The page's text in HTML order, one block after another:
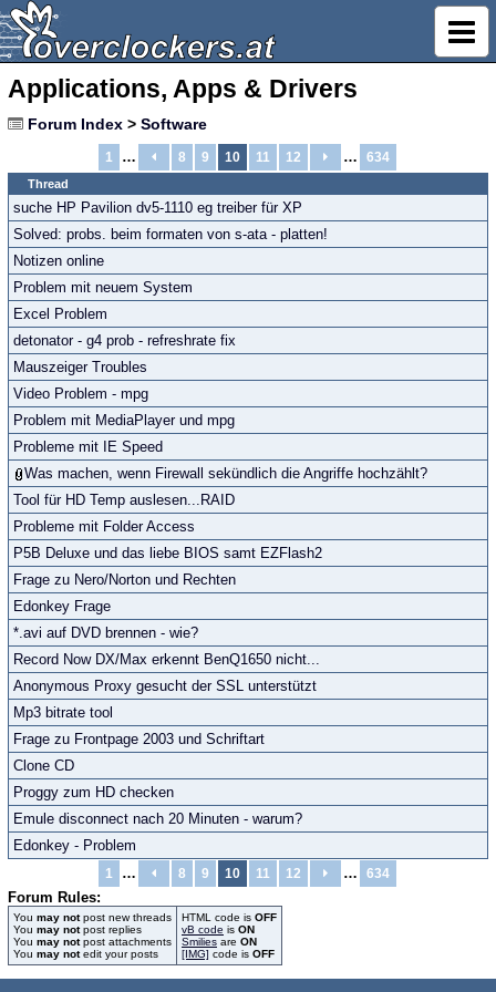
Applications, Apps & Drivers
Forum Index > Software
1 … 8 9 10 11 12 … 634
Thread
suche HP Pavilion dv5-1110 eg treiber für XP
Solved: probs. beim formaten von s-ata - platten!
Notizen online
Problem mit neuem System
Excel Problem
detonator - g4 prob - refreshrate fix
Mauszeiger Troubles
Video Problem - mpg
Problem mit MediaPlayer und mpg
Probleme mit IE Speed
Was machen, wenn Firewall sekündlich die Angriffe hochzählt?
Tool für HD Temp auslesen...RAID
Probleme mit Folder Access
P5B Deluxe und das liebe BIOS samt EZFlash2
Frage zu Nero/Norton und Rechten
Edonkey Frage
*.avi auf DVD brennen - wie?
Record Now DX/Max erkennt BenQ1650 nicht...
Anonymous Proxy gesucht der SSL unterstützt
Mp3 bitrate tool
Frage zu Frontpage 2003 und Schriftart
Clone CD
Proggy zum HD checken
Emule disconnect nach 20 Minuten - warum?
Edonkey - Problem
1 … 8 9 10 11 12 … 634
Forum Rules:
You may notpost new threads
You may notpost replies
You may notpost attachments
You may notedit your posts
HTML code is OFF
vB code is ON
Smilies are ON
[IMG] code is OFF